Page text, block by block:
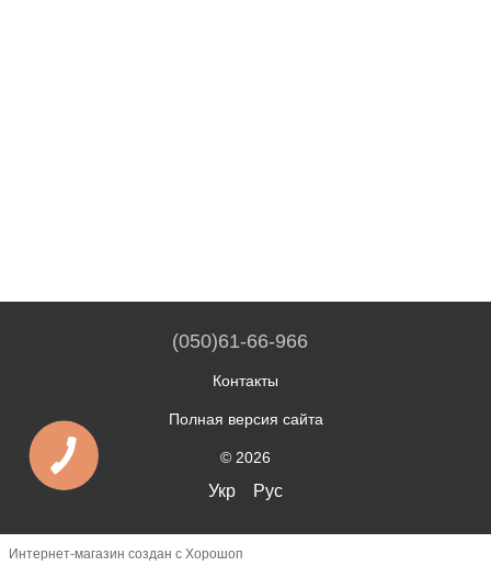
(050)61-66-966
Контакты
Полная версия сайта
© 2026
Укр Рус
Интернет-магазин создан с Хорошоп